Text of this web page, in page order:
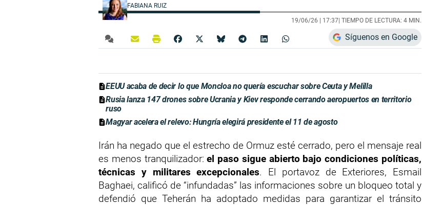
FABIANA RUIZ
19/06/26 | 17:37 | TIEMPO DE LECTURA: 4 MIN.
Síguenos en Google
EEUU acaba de decir lo que Moncloa no quería escuchar sobre Ceuta y Melilla
Rusia lanza 147 drones sobre Ucrania y Kiev responde cerrando aeropuertos en territorio
ruso
Magyar acelera el relevo: Hungría elegirá presidente el 11 de agosto
Irán ha negado que el estrecho de Ormuz esté cerrado, pero el mensaje real
es menos tranquilizador:el paso sigue abierto bajo condiciones políticas,
técnicas y militares excepcionales. El portavoz de Exteriores, Esmail
Baghaei, calificó de “infundadas” las informaciones sobre un bloqueo total y
defendió que Teherán ha adoptado medidas para garantizar el tránsito